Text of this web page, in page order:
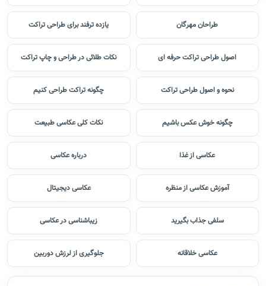
طراحان مهرگان یازده ترفند برای طراحی تراکت
اصول طراحی تراکت حرفه ای نکات طلائی در طراحی و چاپ تراکت
نحوه و اصول طراحی تراکت چگونه تراکت طراحی کنیم
چگونه خوش عکس باشیم نکات کلی عکاسی طبیعت
عکاسی از غذا درباره عکاسی
آموزش عکاسی از منظره عکاسی دیجیتال
سلفی جذاب بگیرید زیباشناسی در عکاسی
عکاسی خلاقانه جلوگیری از لرزش دوربین